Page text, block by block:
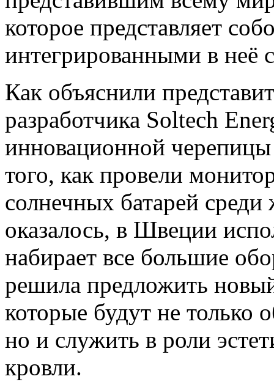
которое представляет
интегрированными в неё
Как объяснили
разработчика Soltech
инновационной
того, как провели
солнечных батарей
оказалось, в Швеции
набирает все большие
решила предложить
которые будут не только
но и служить в роли
кровли.